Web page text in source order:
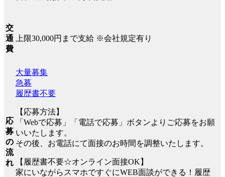
交
通
費
上限30,000円まで支給 ※会社規定有り
応
募
の
流
れ
大量募集
急募
履歴書不要
【応募方法】
「Webで応募」「電話で応募」ボタンよりご応募をお願
いいたします。
その後、お電話にて面接のお時間を調整いたします。
【履歴書不要☆オンライン面接OK】
家にいながらスマホですぐにWEB面談ができる！履歴